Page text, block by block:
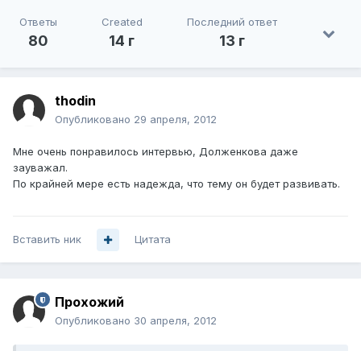
Ответы
80
Created
14 г
Последний ответ
13 г
thodin
Опубликовано 29 апреля, 2012
Мне очень понравилось интервью, Долженкова даже
зауважал.
По крайней мере есть надежда, что тему он будет развивать.
Вставить ник Цитата
Прохожий
Опубликовано 30 апреля, 2012